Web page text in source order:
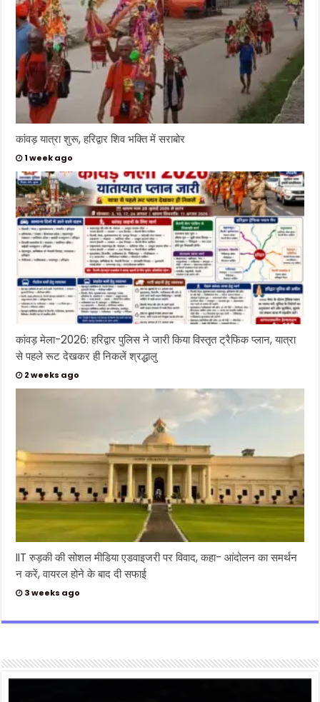
कांवड़ यात्रा शुरू, हरिद्वार शिव भक्ति में सराबोर
1 week ago
कांवड़ मेला-2026: हरिद्वार पुलिस ने जारी किया विस्तृत ट्रैफिक प्लान, यात्रा
से पहले रूट देखकर ही निकलें श्रद्धालु
2 weeks ago
IIT रुड़की की सोशल मीडिया एडवाइजरी पर विवाद, कहा- आंदोलन का समर्थन
न करें, वायरल होने के बाद दी सफाई
3 weeks ago
Video